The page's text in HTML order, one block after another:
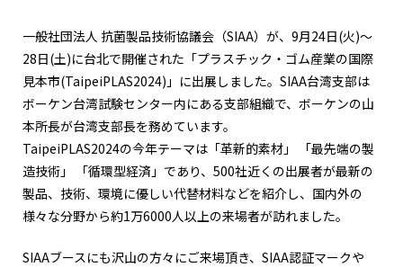
一般社団法人 抗菌製品技術協議会（SIAA）が、9月24日(火)～
28日(土)に台北で開催された「プラスチック・ゴム産業の国際
見本市(TaipeiPLAS2024)」に出展しました。SIAA台湾支部は
ボーケン台湾試験センター内にある支部組織で、ボーケンの山
本所長が台湾支部長を務めています。
TaipeiPLAS2024の今年テーマは「革新的素材」 「最先端の製
造技術」 「循環型経済」であり、500社近くの出展者が最新の
製品、技術、環境に優しい代替材料などを紹介し、国内外の
様々な分野から約1万6000人以上の来場者が訪れました。
SIAAブースにも沢山の方々にご来場頂き、SIAA認証マークや